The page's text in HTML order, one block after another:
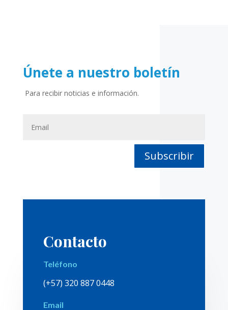
Únete a nuestro boletín
Para recibir noticias e información.
Subscribir
Contacto
Teléfono
(+57) 320 887 0448
Email